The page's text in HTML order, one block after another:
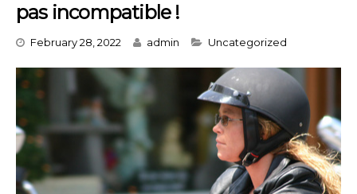
pas incompatible !
February 28, 2022 admin Categories
Uncategorized